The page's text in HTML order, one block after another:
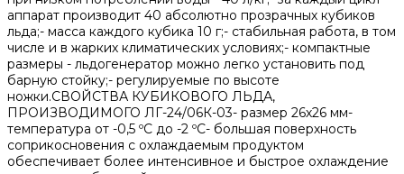
аппарат производит 40 абсолютно прозрачных кубиков
льда;- масса каждого кубика 10 г;- стабильная работа, в том
числе и в жарких климатических условиях;- компактные
размеры - льдогенератор можно легко установить под
барную стойку;- регулируемые по высоте
ножки.СВОЙСТВА КУБИКОВОГО ЛЬДА,
ПРОИЗВОДИМОГО ЛГ-24/06К-03- размер 26х26 мм-
температура от -0,5 ºС до -2 ºС- большая поверхность
соприкосновения с охлаждаемым продуктом
обеспечивает более интенсивное и быстрое охлаждение